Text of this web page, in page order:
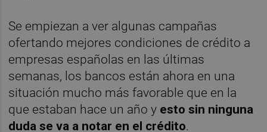
Se empiezan a ver algunas campañas
ofertando mejores condiciones de crédito a
empresas españolas en las últimas
semanas, los bancos están ahora en una
situación mucho más favorable que en la
que estaban hace un año y esto sin ninguna
duda se va a notar en el crédito.